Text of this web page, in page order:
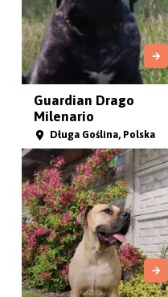
Guardian Drago
Milenario
Długa Goślina, Polska